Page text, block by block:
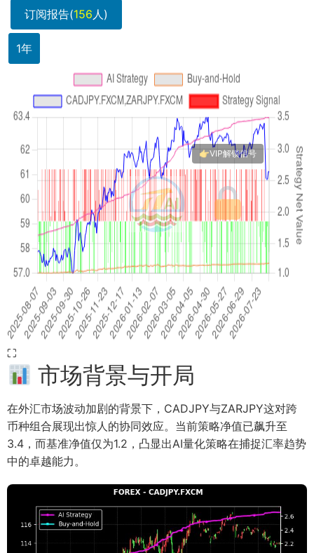
订阅报告(156人)
1年
⛶
市场背景与开局
在外汇市场波动加剧的背景下，CADJPY与ZARJPY这对跨
币种组合展现出惊人的协同效应。当前策略净值已飙升至
3.4，而基准净值仅为1.2，凸显出AI量化策略在捕捉汇率趋势
中的卓越能力。